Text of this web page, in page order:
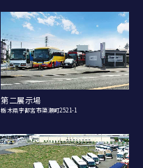
第二展示場
栃木県宇都宮市簗瀬町2521-1